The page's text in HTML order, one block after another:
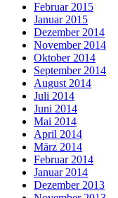
Februar 2015
Januar 2015
Dezember 2014
November 2014
Oktober 2014
September 2014
August 2014
Juli 2014
Juni 2014
Mai 2014
April 2014
März 2014
Februar 2014
Januar 2014
Dezember 2013